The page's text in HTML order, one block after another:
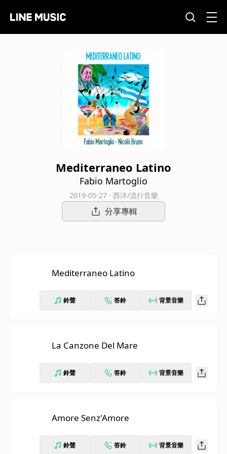
Mediterraneo Latino
Fabio Martoglio
2019-05-27 · 西洋/流行音樂
分享專輯
Mediterraneo Latino
鈴聲 答鈴 背景音樂
La Canzone Del Mare
鈴聲 答鈴 背景音樂
Amore Senz'Amore
鈴聲 答鈴 背景音樂